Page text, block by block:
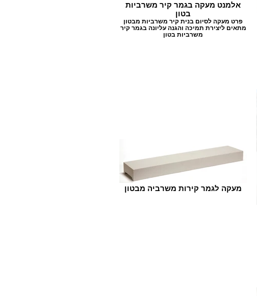
אלמנט מעקה בגמר קיר משרביות
בטון
פרט מעקה לסיום בנית קיר משרביות מבטון
מתאים ליצירת תמיכה והגנה עליונה בגמר קיר
משרביות בטון
מעקה לגמר קירות משרביה מבטון